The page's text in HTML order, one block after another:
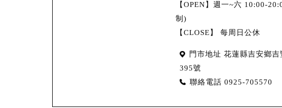
【OPEN】週一~六 10:00-
制)
【CLOSE】 每周日公休
門市地址花蓮縣吉安鄉吉
395號
聯絡電話0925-705570